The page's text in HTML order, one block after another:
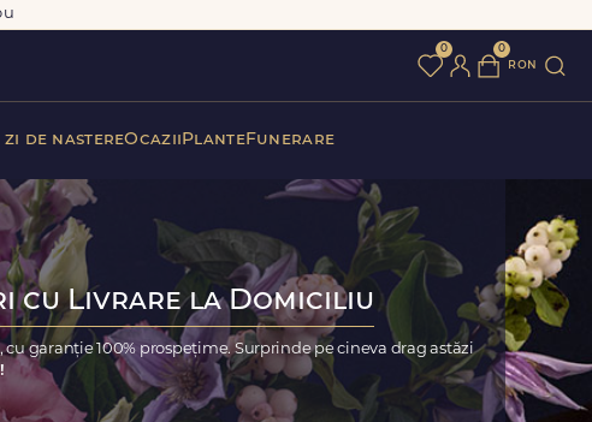
0 0
ron
de nastereOcazii PlanteFunerare
cu Livrare la Domiciliu
cu garanție 100% prospețime. Surprinde pe cineva drag astăzi